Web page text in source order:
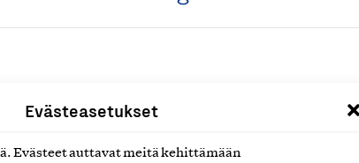
Evästeasetukset
Evästeet auttavat meitä kehittämään